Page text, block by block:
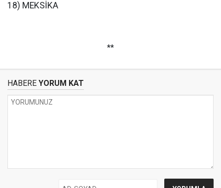
18) MEKSİKA
**
HABERE YORUM KAT